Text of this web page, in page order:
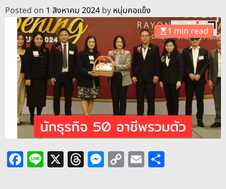
o
d
e
Posted on 1 สิงหาคม 2024 by หนุ่มคอแข็ง
1 min read
F
a
Li
n
X T
h
M
e
C
o
E
m